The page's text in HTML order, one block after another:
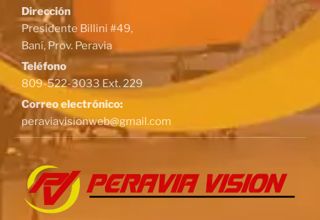
Dirección
Presidente Billini #49,
Baní, Prov. Peravia
Teléfono
809-522-3033 Ext. 229
Correo electrónico:
peraviavisionweb@gmail.com